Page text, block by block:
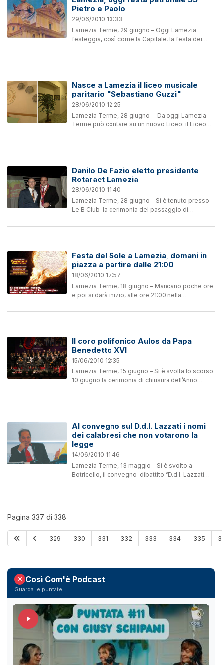
Pietro e Paolo
29/06/2010 13:33
Lamezia Terme, 29 giugno – Oggi Lamezia
festeggia, così come la Capitale, la festa dei
svolgerà Santa Messa presieduta dal Mons.
Nasce a Lamezia il liceo musicale
paritario "Sebastiano Guzzi"
28/06/2010 12:25
Lamezia Terme, 28 giugno – Da oggi Lamezia
Terme può contare su un nuovo Liceo: il Liceo
riconosciuto dal Ministero dell’Istruzione,
Danilo De Fazio eletto presidente
Rotaract Lamezia
28/06/2010 11:40
Lamezia Terme, 28 giugno - Si è tenuto presso
Le B Club la cerimonia del passaggio di
Francesco Mallamo a Danilo De Fazio. I soci del
Festa del Sole a Lamezia, domani in
piazza a partire dalle 21:00
18/06/2010 17:57
Lamezia Terme, 18 giugno – Mancano poche ore
e poi si darà inizio, alle ore 21:00 nella
edizione della “Festa del Sole” . “Si tratta di una...
Il coro polifonico Aulos da Papa
Benedetto XVI
15/06/2010 12:35
Lamezia Terme, 15 giugno – Si è svolta lo scorso
10 giugno la cerimonia di chiusura dell’Anno
Benedetto XVI. Ad accompagnare la veglia di
Al convegno sul D.d.l. Lazzati i nomi
dei calabresi che non votarono la
legge
14/06/2010 11:46
Lamezia Terme, 13 maggio - Si è svolto a
Botricello, il convegno-dibattito “D.d.l. Lazzati
Pagina 337 di 338
329 330 331 332 333 334 335
Così Com'è Podcast
Guarda le puntate